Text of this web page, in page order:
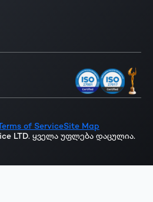
of ServiceSite Map
LTD. ყველა უფლება დაცულია.